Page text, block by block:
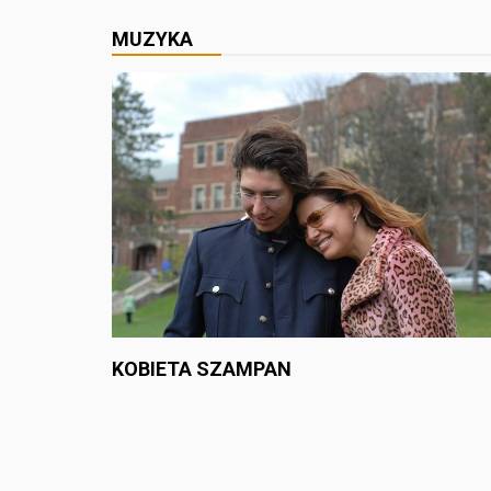
MUZYKA
KOBIETA SZAMPAN